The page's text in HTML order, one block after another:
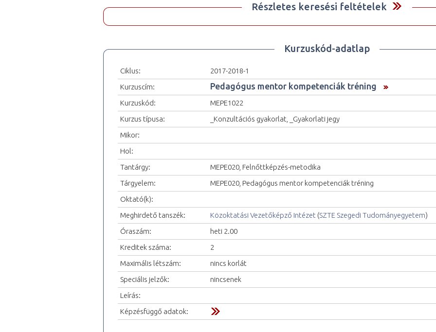
Részletes keresési feltételek
Kurzuskód-adatlap
Ciklus:
2017-2018-1
Kurzuscím:
Pedagógus mentor kompetenciák tréning
Kurzuskód:
MEPE1022
Kurzus típusa:
_Konzultációs gyakorlat, _Gyakorlati jegy
Mikor:
Hol:
Tantárgy:
MEPE020, Felnőttképzés-metodika
Tárgyelem:
MEPE020, Pedagógus mentor kompetenciák tréning
Oktató(k):
Meghirdető tanszék:
Közoktatási Vezetőképző Intézet (SZTE Szegedi Tudományegyetem)
Óraszám:
heti 2.00
Kreditek száma:
2
Maximális létszám:
nincs korlát
Speciális jelzők:
nincsenek
Leírás:
Képzésfüggő adatok: